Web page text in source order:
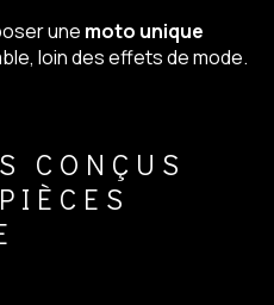
une moto unique
loin des effets de mode.
CONÇUS